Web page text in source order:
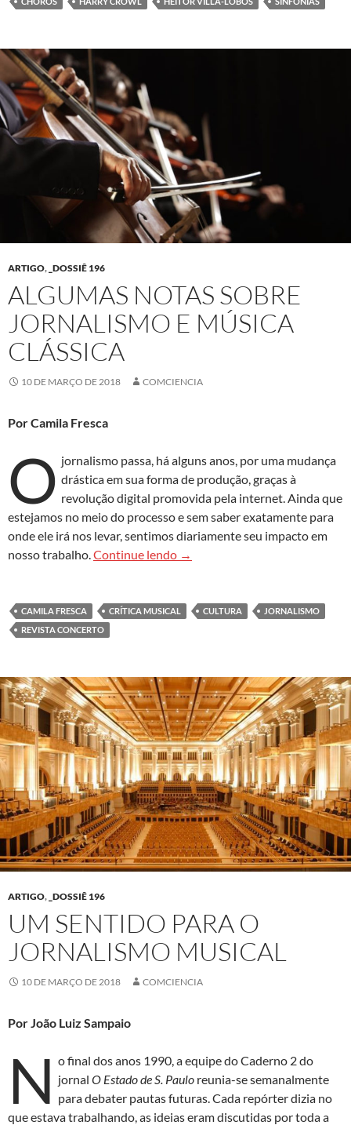
ARTIGO, _DOSSIÊ 196
ALGUMAS NOTAS SOBRE
JORNALISMO E MÚSICA
CLÁSSICA
10 DE MARÇO DE 2018 COMCIENCIA
Por Camila Fresca
O jornalismo passa, há alguns anos, por uma mudança
drástica em sua forma de produção, graças à
revolução digital promovida pela internet. Ainda que
estejamos no meio do processo e sem saber exatamente para
onde ele irá nos levar, sentimos diariamente seu impacto em
nosso trabalho.Continue lendo Algumas notas sobre
→
CAMILA FRESCA CRÍTICA MUSICAL CULTURA
JORNALISMO
REVISTA CONCERTO
ARTIGO, _DOSSIÊ 196
UM SENTIDO PARA O
JORNALISMO MUSICAL
10 DE MARÇO DE 2018 COMCIENCIA
Por João Luiz Sampaio
N o final dos anos 1990, a equipe do Caderno 2 do
jornal O Estado de S. Paulo reunia-se semanalmente
para debater pautas futuras. Cada repórter dizia no
que estava trabalhando, as ideias eram discutidas por toda a